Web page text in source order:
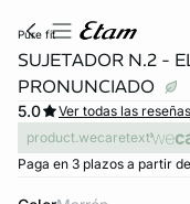
pure fit
SUJETADOR N.2 -
PRONUNCIADO
5.0
Ver todas las reseñas
product.wecaretext
Paga en 3 plazos a partir